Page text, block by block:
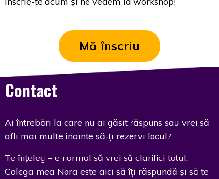
Mă înscriu
Contact
Ai întrebări la care nu ai găsit răspuns sau vrei să
afli mai multe înainte să-ți rezervi locul?
Te înțeleg – e normal să vrei să clarifici totul.
Colega mea Nora este aici să îți răspundă și să te